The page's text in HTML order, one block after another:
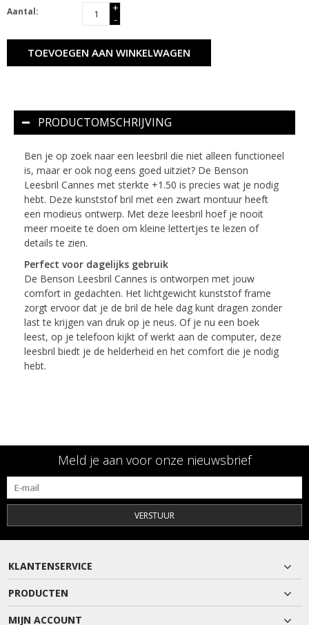
Aantal:
+
-
TOEVOEGEN AAN WINKELWAGEN
PRODUCTOMSCHRIJVING
Ben je op zoek naar een leesbril die niet alleen functioneel
is, maar er ook nog eens goed uitziet? De Benson
Leesbril Cannes met sterkte +1.50 is precies wat je nodig
hebt. Deze kunststof bril met een zwart montuur heeft
een modieus ontwerp. Met deze leesbril hoef je nooit
meer moeite te doen om kleine lettertjes te lezen of
details te zien.
Perfect voor dagelijks gebruik
De Benson Leesbril Cannes is ontworpen met jouw
comfort in gedachten. Het lichtgewicht kunststof frame
zorgt ervoor dat je de bril de hele dag kunt dragen zonder
last te krijgen van druk op je neus. Of je nu een boek
leest, op je telefoon kijkt of werkt aan de computer, deze
leesbril biedt je de helderheid en het comfort die je nodig
hebt.
Meld je aan voor onze nieuwsbrief
VERSTUUR
KLANTENSERVICE
PRODUCTEN
MIJN ACCOUNT